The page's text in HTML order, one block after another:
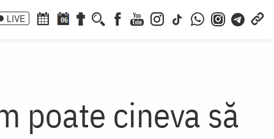
LIVE 06
poate cineva să